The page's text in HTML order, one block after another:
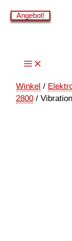
Zum
Inhalt
Winkel /
2800 /
Angebot!
Angebot!
Angebot!
Angebot!
Angebot!
Angebot!